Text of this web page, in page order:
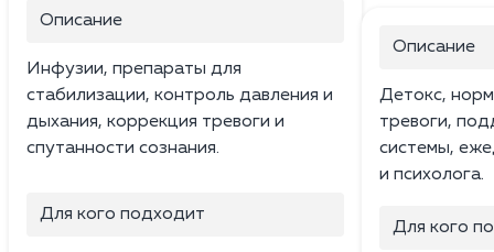
Описание
Инфузии, препараты для
стабилизации, контроль давления и
дыхания, коррекция тревоги и
спутанности сознания.
Для кого подходит
Описание
Детокс,
тревоги,
системы,
и психолога.
Для кого